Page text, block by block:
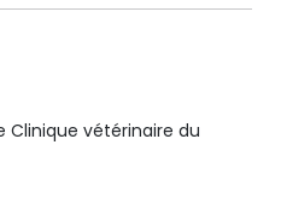
Clinique vétérinaire du